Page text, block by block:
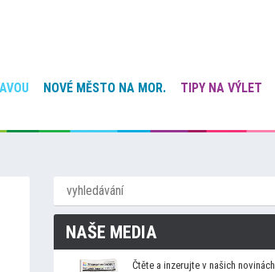
NOVÉ MĚSTO NA MOR.
TIPY NA VÝLET
NAŠE MEDIA
Čtěte a inzerujte v našich novinách